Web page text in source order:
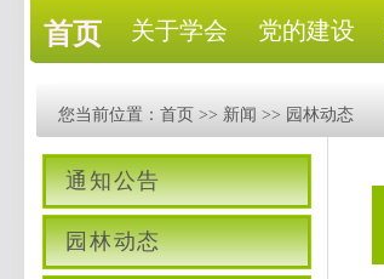
首页 关于学会 党的建设
您当前位置： 首页 >> 新闻 >> 园林动态
通知公告
园林动态